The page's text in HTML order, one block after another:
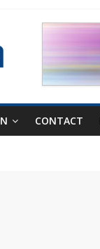
CONTACT